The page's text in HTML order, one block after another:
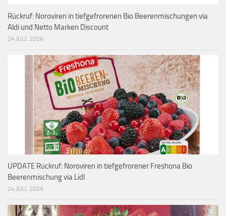
Rückruf: Noroviren in tiefgefrorenen Bio Beerenmischungen via
Aldi und Netto Marken Discount
24 JULI, 2026
UPDATE Rückruf: Noroviren in tiefgefrorener Freshona Bio
Beerenmischung via Lidl
24 JULI, 2026